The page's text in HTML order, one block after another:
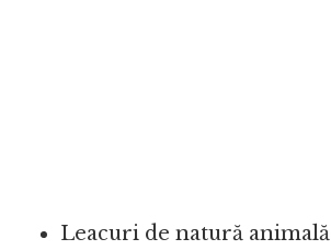
Leacuri de natură animală